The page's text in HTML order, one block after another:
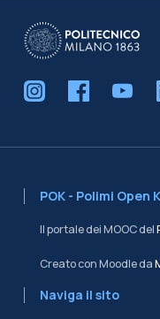
POK - Polimi Open
Il portale dei MOOC del
Creato con Moodle da
Naviga il sito